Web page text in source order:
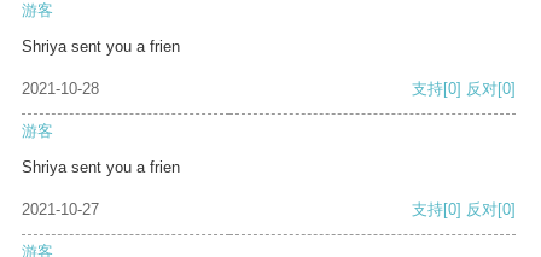
游客
Shriya sent you a frien
2021-10-28 支持[0] 反对[0]
游客
Shriya sent you a frien
2021-10-27 支持[0] 反对[0]
游客